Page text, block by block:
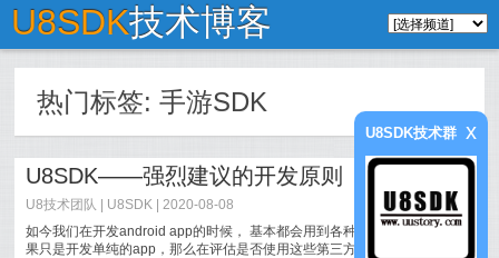
U8SDK技术博客
热门标签:手游SDK
U8SDK——强烈建议的开发原则
U8技术团队 U8SDK | 2020-08-08
如今我们在开发android app的时候， 基本都会用到各种第三方SDK库。 如
果只是开发单纯的app，那么在评估是否使用这些第三方库的时候，我们并
U8SDK技术群 x